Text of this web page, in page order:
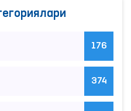
176
374